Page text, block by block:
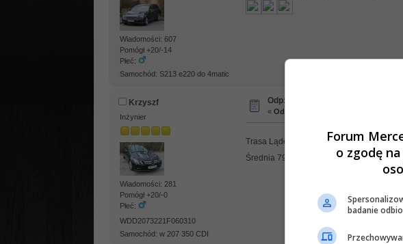
Wiadomości: 607
Pomógł +20/-14
Płeć:
Samochód: S213 e220 do 4matic
Krzyszf
Inżynier
Wiadomości: 281
Pomógł +20/-0
Płeć:
WDD2073221F060310
Samochód: w 207 350 CDI
Odp: Spalanie, Mercedes W212...
« Odpowiedź #83 dnia:
Trasa Lądek Zdrój - Świnoujście, wiec
Średnia 79 km/godz. to chyba nie tak
Forum
o zgodę
badanie